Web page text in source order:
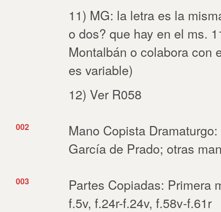
11) MG: la letra es la
o dos? que hay en el ms.
Montalbán o colabora con
es variable)
12) Ver R058
002
Mano Copista
García de Prado; otras
003
Partes Copiadas: Primera
f.5v, f.24r-f.24v, f.58v-f.61r